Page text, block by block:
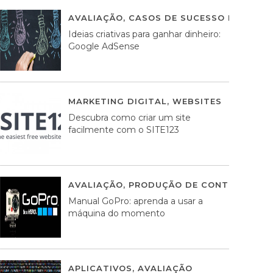
AVALIAÇÃO, CASOS DE SUCESSO DE
Ideias criativas para ganhar dinheiro:
Google AdSense
MARKETING DIGITAL, WEBSITES
Descubra como criar um site
facilmente com o SITE123
AVALIAÇÃO, PRODUÇÃO DE CONTEÚDOS
Manual GoPro: aprenda a usar a
máquina do momento
APLICATIVOS, AVALIAÇÃO